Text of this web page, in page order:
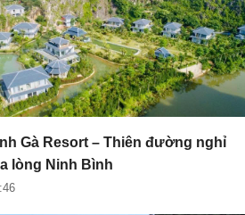
Gà Resort – Thiên đường nghỉ
lòng Ninh Bình